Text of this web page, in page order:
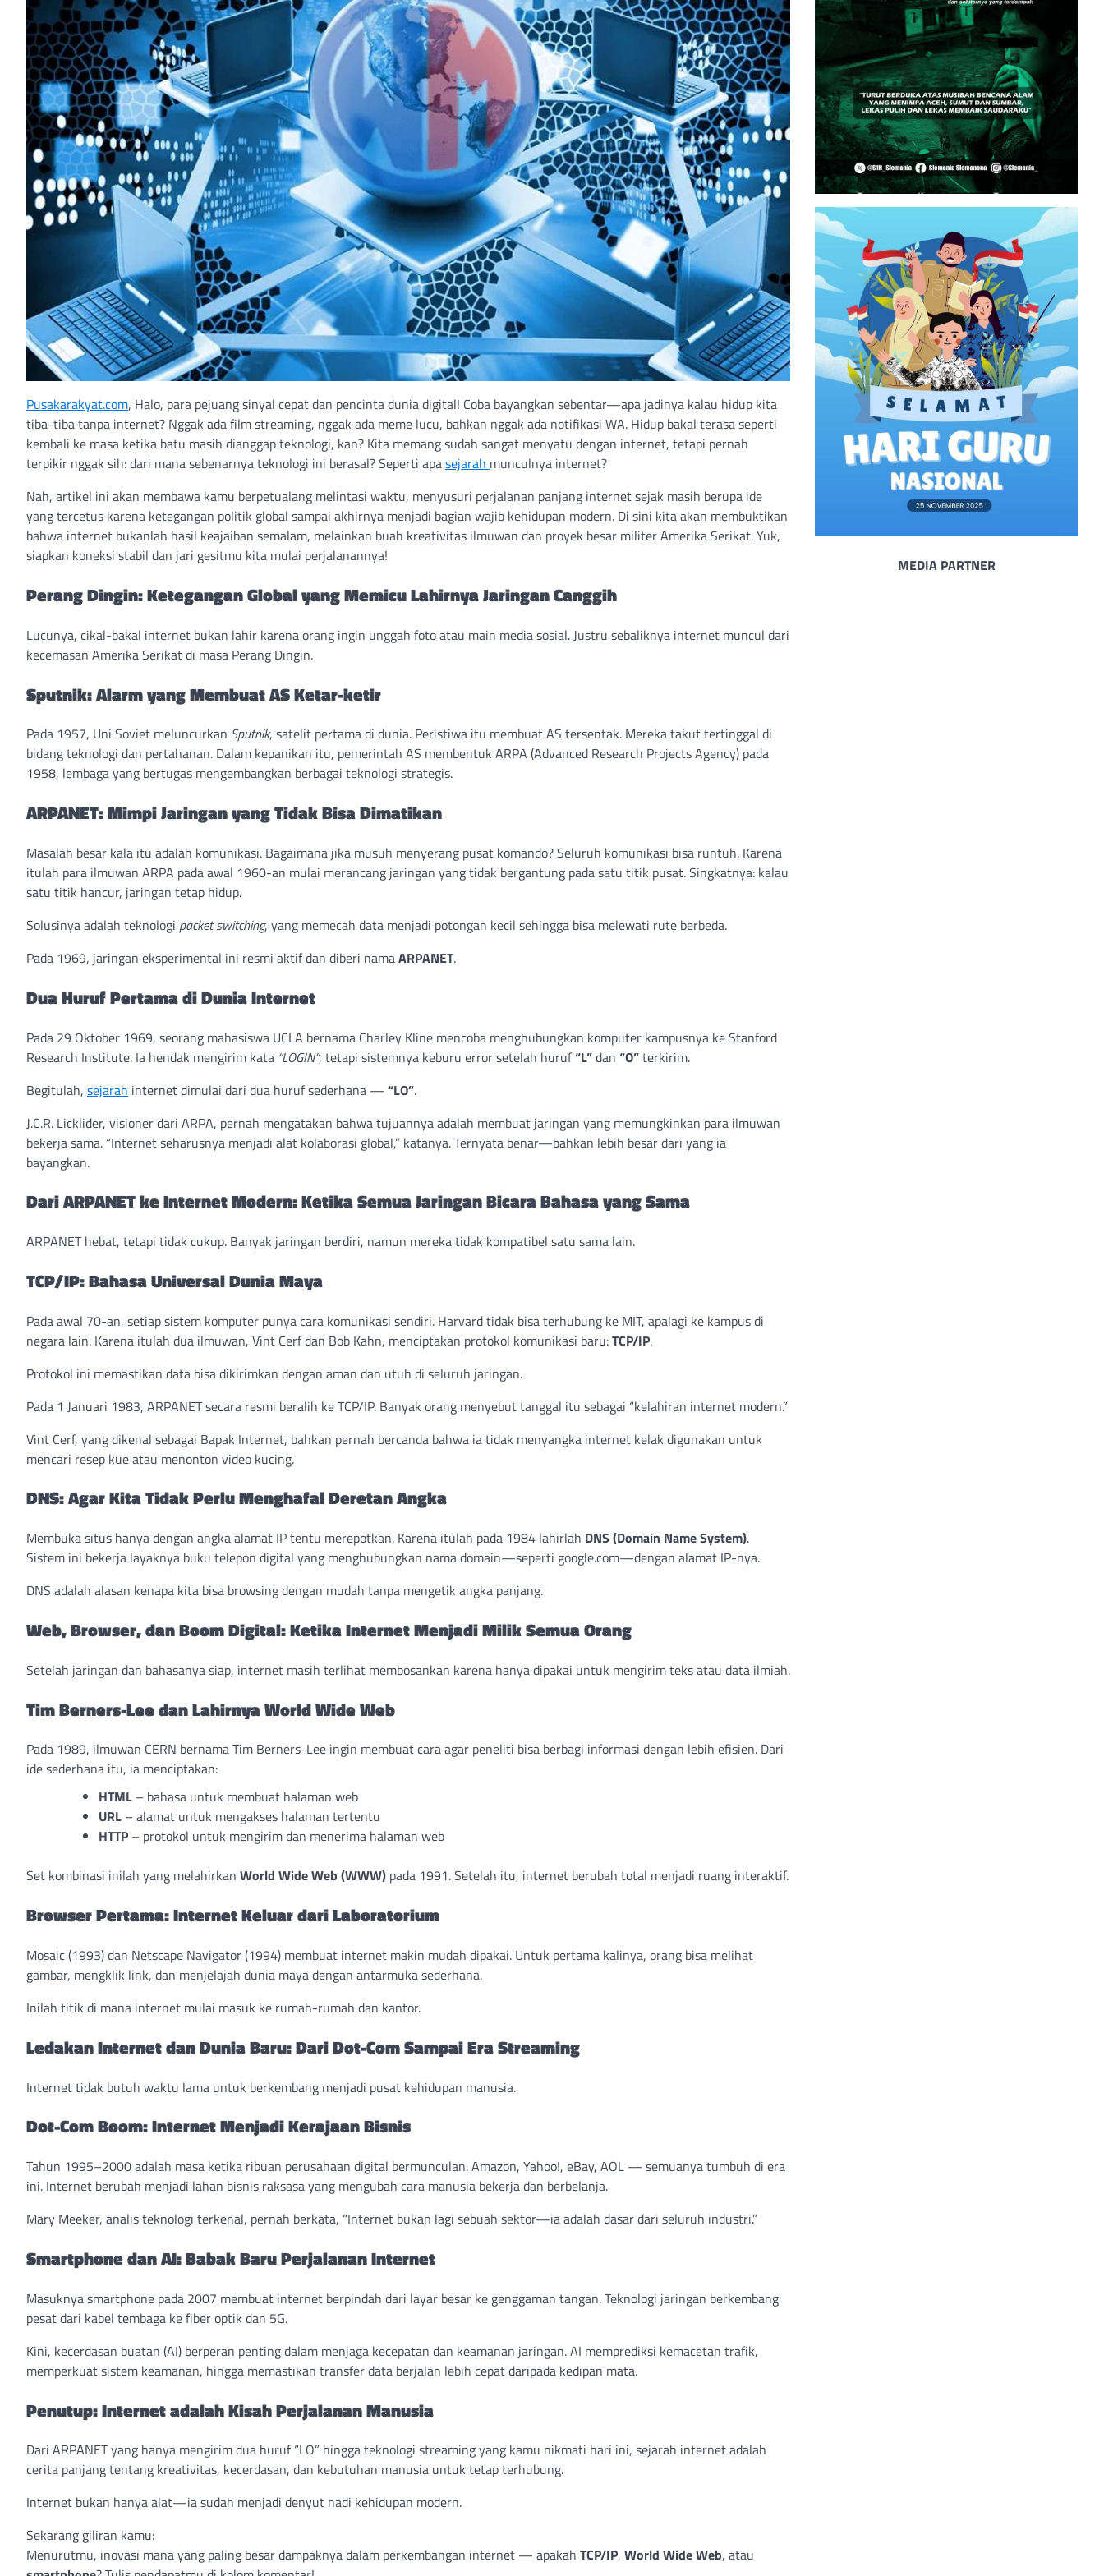
Pusakarakyat.com, Halo, para pejuang sinyal cepat dan pencinta dunia digital! Coba bayangkan sebentar—apa jadinya kalau hidup kita
tiba-tiba tanpa internet? Nggak ada film streaming, nggak ada meme lucu, bahkan nggak ada notifikasi WA. Hidup bakal terasa seperti
kembali ke masa ketika batu masih dianggap teknologi, kan? Kita memang sudah sangat menyatu dengan internet, tetapi pernah
terpikir nggak sih: dari mana sebenarnya teknologi ini berasal? Seperti apasejarah munculnya internet?
Nah, artikel ini akan membawa kamu berpetualang melintasi waktu, menyusuri perjalanan panjang internet sejak masih berupa ide
yang tercetus karena ketegangan politik global sampai akhirnya menjadi bagian wajib kehidupan modern. Di sini kita akan membuktikan
bahwa internet bukanlah hasil keajaiban semalam, melainkan buah kreativitas ilmuwan dan proyek besar militer Amerika Serikat. Yuk,
siapkan koneksi stabil dan jari gesitmu kita mulai perjalanannya!
Perang Dingin: Ketegangan Global yang Memicu Lahirnya Jaringan Canggih
Lucunya, cikal-bakal internet bukan lahir karena orang ingin unggah foto atau main media sosial. Justru sebaliknya internet muncul dari
kecemasan Amerika Serikat di masa Perang Dingin.
Sputnik: Alarm yang Membuat AS Ketar-ketir
Pada 1957, Uni Soviet meluncurkan Sputnik, satelit pertama di dunia. Peristiwa itu membuat AS tersentak. Mereka takut tertinggal di
bidang teknologi dan pertahanan. Dalam kepanikan itu, pemerintah AS membentuk ARPA (Advanced Research Projects Agency) pada
1958, lembaga yang bertugas mengembangkan berbagai teknologi strategis.
ARPANET: Mimpi Jaringan yang Tidak Bisa Dimatikan
Masalah besar kala itu adalah komunikasi. Bagaimana jika musuh menyerang pusat komando? Seluruh komunikasi bisa runtuh. Karena
itulah para ilmuwan ARPA pada awal 1960-an mulai merancang jaringan yang tidak bergantung pada satu titik pusat. Singkatnya: kalau
satu titik hancur, jaringan tetap hidup.
Solusinya adalah teknologi packet switching, yang memecah data menjadi potongan kecil sehingga bisa melewati rute berbeda.
Pada 1969, jaringan eksperimental ini resmi aktif dan diberi namaARPANET.
Dua Huruf Pertama di Dunia Internet
Pada 29 Oktober 1969, seorang mahasiswa UCLA bernama Charley Kline mencoba menghubungkan komputer kampusnya ke Stanford
Research Institute. Ia hendak mengirim kata “LOGIN”, tetapi sistemnya keburu error setelah huruf“L”dan “O”terkirim.
Begitulah, sejarah internet dimulai dari dua huruf sederhana — “LO”.
J.C.R. Licklider, visioner dari ARPA, pernah mengatakan bahwa tujuannya adalah membuat jaringan yang memungkinkan para ilmuwan
bekerja sama. “Internet seharusnya menjadi alat kolaborasi global,” katanya. Ternyata benar—bahkan lebih besar dari yang ia
bayangkan.
Dari ARPANET ke Internet Modern: Ketika Semua Jaringan Bicara Bahasa yang Sama
ARPANET hebat, tetapi tidak cukup. Banyak jaringan berdiri, namun mereka tidak kompatibel satu sama lain.
TCP/IP: Bahasa Universal Dunia Maya
Pada awal 70-an, setiap sistem komputer punya cara komunikasi sendiri. Harvard tidak bisa terhubung ke MIT, apalagi ke kampus di
negara lain. Karena itulah dua ilmuwan, Vint Cerf dan Bob Kahn, menciptakan protokol komunikasi baru:TCP/IP.
Protokol ini memastikan data bisa dikirimkan dengan aman dan utuh di seluruh jaringan.
Pada 1 Januari 1983, ARPANET secara resmi beralih ke TCP/IP. Banyak orang menyebut tanggal itu sebagai “kelahiran internet modern.”
Vint Cerf, yang dikenal sebagai Bapak Internet, bahkan pernah bercanda bahwa ia tidak menyangka internet kelak digunakan untuk
mencari resep kue atau menonton video kucing.
DNS: Agar Kita Tidak Perlu Menghafal Deretan Angka
Membuka situs hanya dengan angka alamat IP tentu merepotkan. Karena itulah pada 1984 lahirlah DNS (Domain Name System).
Sistem ini bekerja layaknya buku telepon digital yang menghubungkan nama domain—seperti google.com—dengan alamat IP-nya.
DNS adalah alasan kenapa kita bisa browsing dengan mudah tanpa mengetik angka panjang.
Web, Browser, dan Boom Digital: Ketika Internet Menjadi Milik Semua Orang
Setelah jaringan dan bahasanya siap, internet masih terlihat membosankan karena hanya dipakai untuk mengirim teks atau data ilmiah.
Tim Berners-Lee dan Lahirnya World Wide Web
Pada 1989, ilmuwan CERN bernama Tim Berners-Lee ingin membuat cara agar peneliti bisa berbagi informasi dengan lebih efisien. Dari
ide sederhana itu, ia menciptakan:
HTML – bahasa untuk membuat halaman web
URL – alamat untuk mengakses halaman tertentu
HTTP – protokol untuk mengirim dan menerima halaman web
Set kombinasi inilah yang melahirkan World Wide Web (WWW) pada 1991. Setelah itu, internet berubah total menjadi ruang interaktif.
Browser Pertama: Internet Keluar dari Laboratorium
Mosaic (1993) dan Netscape Navigator (1994) membuat internet makin mudah dipakai. Untuk pertama kalinya, orang bisa melihat
gambar, mengklik link, dan menjelajah dunia maya dengan antarmuka sederhana.
Inilah titik di mana internet mulai masuk ke rumah-rumah dan kantor.
Ledakan Internet dan Dunia Baru: Dari Dot-Com Sampai Era Streaming
Internet tidak butuh waktu lama untuk berkembang menjadi pusat kehidupan manusia.
Dot-Com Boom: Internet Menjadi Kerajaan Bisnis
Tahun 1995–2000 adalah masa ketika ribuan perusahaan digital bermunculan. Amazon, Yahoo!, eBay, AOL — semuanya tumbuh di era
ini. Internet berubah menjadi lahan bisnis raksasa yang mengubah cara manusia bekerja dan berbelanja.
Mary Meeker, analis teknologi terkenal, pernah berkata, “Internet bukan lagi sebuah sektor—ia adalah dasar dari seluruh industri.”
Smartphone dan AI: Babak Baru Perjalanan Internet
Masuknya smartphone pada 2007 membuat internet berpindah dari layar besar ke genggaman tangan. Teknologi jaringan berkembang
pesat dari kabel tembaga ke fiber optik dan 5G.
Kini, kecerdasan buatan (AI) berperan penting dalam menjaga kecepatan dan keamanan jaringan. AI memprediksi kemacetan trafik,
memperkuat sistem keamanan, hingga memastikan transfer data berjalan lebih cepat daripada kedipan mata.
Penutup: Internet adalah Kisah Perjalanan Manusia
Dari ARPANET yang hanya mengirim dua huruf “LO” hingga teknologi streaming yang kamu nikmati hari ini, sejarah internet adalah
cerita panjang tentang kreativitas, kecerdasan, dan kebutuhan manusia untuk tetap terhubung.
Internet bukan hanya alat—ia sudah menjadi denyut nadi kehidupan modern.
Sekarang giliran kamu:
Menurutmu, inovasi mana yang paling besar dampaknya dalam perkembangan internet — apakah TCP/IP, World Wide Web, atau
MEDIA PARTNER